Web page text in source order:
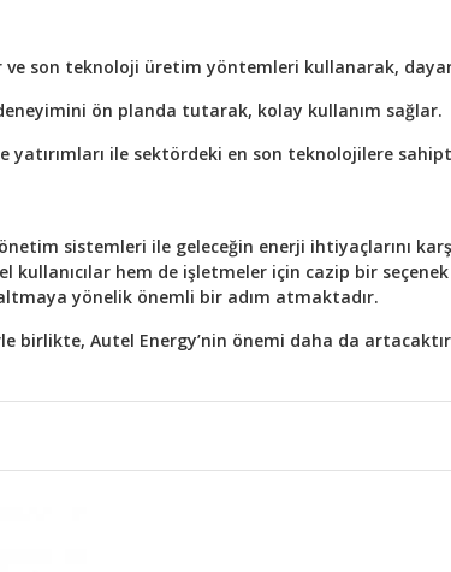
son teknoloji üretim yöntemleri kullanarak,
ön planda tutarak, kolay kullanım sağlar.
yatırımları ile sektördeki en son teknolojilere
sistemleri ile geleceğin enerji ihtiyaçlarını
kullanıcılar hem de işletmeler için cazip bir
yönelik önemli bir adım atmaktadır.
birlikte, Autel Energy’nin önemi daha da